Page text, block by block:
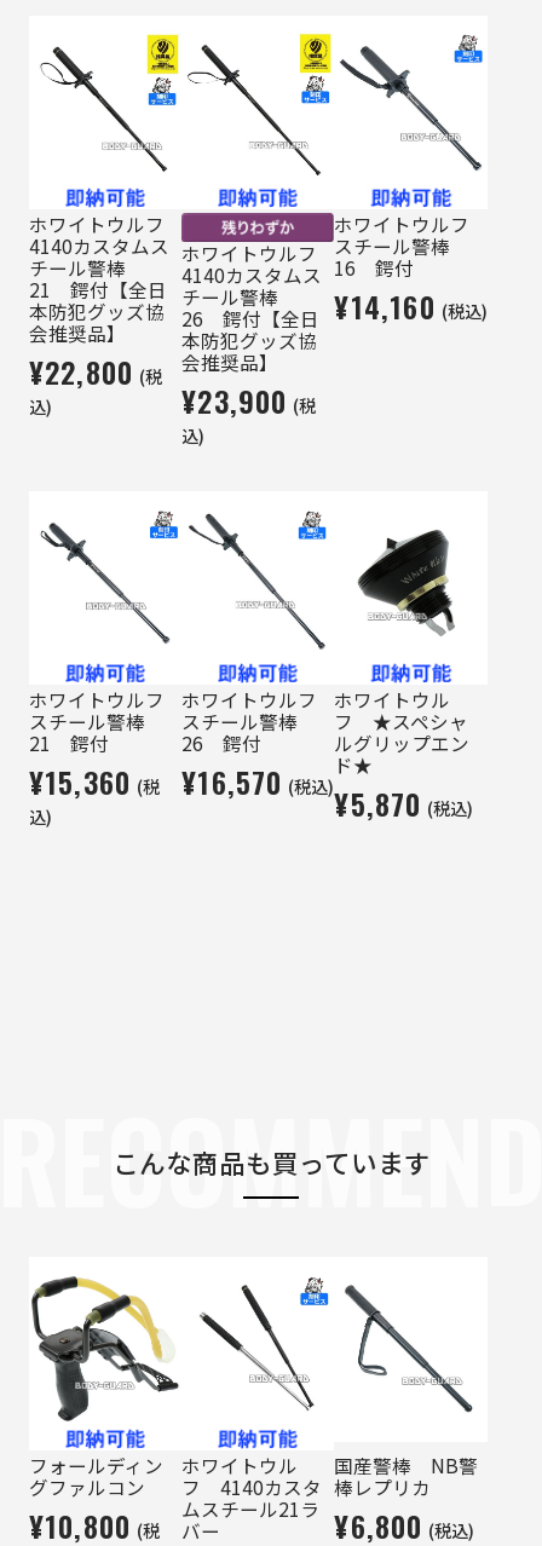
ホワイトウルフ
4140カスタムス
チール警棒
21 鍔付【全日
本防犯グッズ協
会推奨品】
¥22,800 (税
込)
ホワイトウルフ
4140カスタムス
チール警棒
26 鍔付【全日
本防犯グッズ協
会推奨品】
¥23,900 (税
込)
ホワイトウルフ
スチール警棒
16 鍔付
¥14,160 (税込)
ホワイトウルフ
スチール警棒
21 鍔付
¥15,360 (税
込)
ホワイトウルフ
スチール警棒
26 鍔付
¥16,570 (税込)
ホワイトウル
フ ★スペシャ
ルグリップエン
ド★
¥5,870 (税込)
こんな商品も買っています
フォールディン
グファルコン
¥10,800 (税
ホワイトウル
フ 4140カスタ
ムスチール21ラ
バー
国産警棒 NB警
棒レプリカ
¥6,800 (税込)